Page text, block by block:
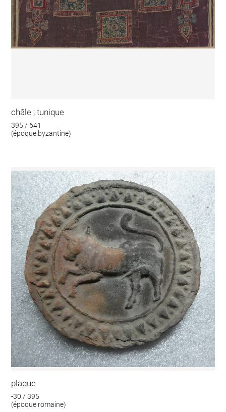
châle ; tunique
395 / 641
(époque byzantine)
plaque
-30 / 395
(époque romaine)